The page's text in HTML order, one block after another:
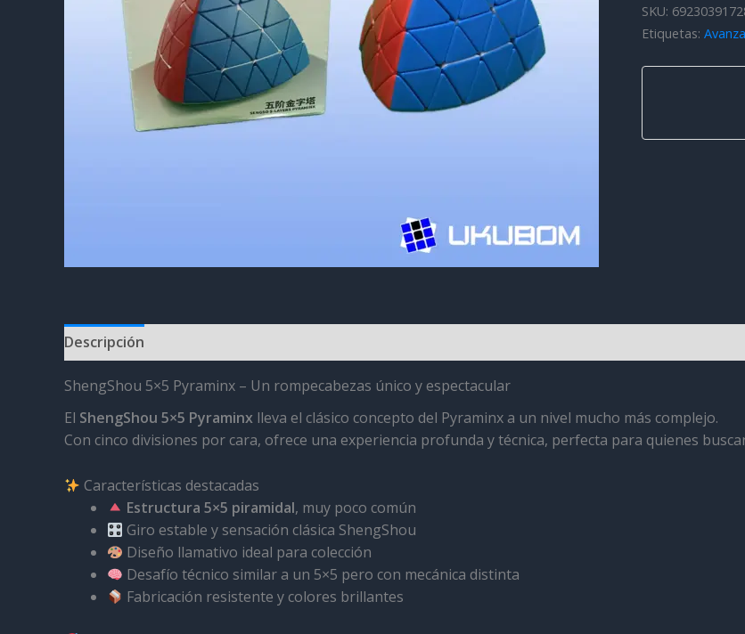
cantidad
SKU:
Etiquetas:
Descripción
ShengShou 5×5 Pyraminx – Un rompecabezas único y espectacular
El ShengShou 5×5 Pyraminx lleva el clásico concepto del Pyraminx a un nivel mucho más complejo.
Con cinco divisiones por cara, ofrece una experiencia profunda y técnica, perfecta para quienes
Características destacadas
Estructura 5×5 piramidal, muy poco común
Giro estable y sensación clásica ShengShou
Diseño llamativo ideal para colección
Desafío técnico similar a un 5×5 pero con mecánica distinta
Fabricación resistente y colores brillantes